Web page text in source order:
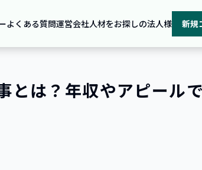
よくある質問運営会社人材をお探しの法人様 新規
とは？年収やアピール